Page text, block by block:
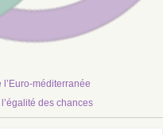
méditerranée
des chances